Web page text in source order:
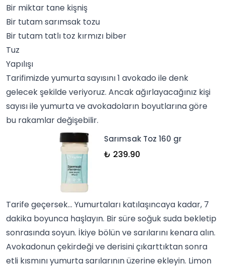
Bir miktar tane kişniş
Bir tutamsarımsak tozu
Bir tutam tatlı toz kırmızı biber
Tuz
Yapılışı
Tarifimizde yumurta sayısını 1 avokado ile denk
gelecek şekilde veriyoruz. Ancak ağırlayacağınız kişi
sayısı ile yumurta ve avokadoların boyutlarına göre
bu rakamlar değişebilir.
Sarımsak Toz 160 gr
₺ 239.90
Tarife geçersek… Yumurtaları katılaşıncaya kadar, 7
dakika boyunca haşlayın. Bir süre soğuk suda bekletip
sonrasında soyun. İkiye bölün ve sarılarını kenara alın.
Avokadonun çekirdeği ve derisini çıkarttıktan sonra
etli kısmını yumurta sarılarının üzerine ekleyin. Limon